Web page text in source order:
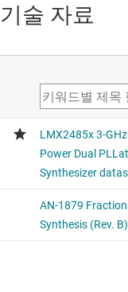
기술 자료